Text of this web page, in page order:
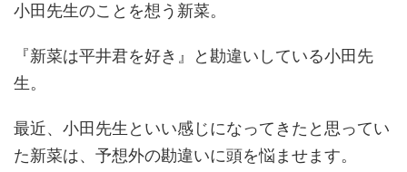
小田先生のことを想う新菜。
『新菜は平井君を好き』と勘違いしている小田先
生。
最近、小田先生といい感じになってきたと思ってい
た新菜は、予想外の勘違いに頭を悩ませます。